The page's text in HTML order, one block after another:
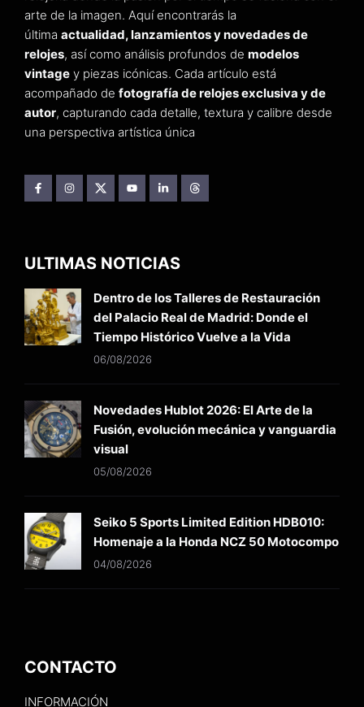
arte de la imagen. Aquí encontrarás la
última actualidad, lanzamientos y novedades de
relojes, así como análisis profundos de modelos
vintage y piezas icónicas. Cada artículo está
acompañado de fotografía de relojes exclusiva y de
autor, capturando cada detalle, textura y calibre desde
una perspectiva artística única
ULTIMAS NOTICIAS
Dentro de los Talleres de Restauración
del Palacio Real de Madrid: Donde el
Tiempo Histórico Vuelve a la Vida
06/08/2026
Novedades Hublot 2026: El Arte de la
Fusión, evolución mecánica y vanguardia
visual
05/08/2026
Seiko 5 Sports Limited Edition HDB010:
Homenaje a la Honda NCZ 50 Motocompo
04/08/2026
CONTACTO
INFORMACIÓN